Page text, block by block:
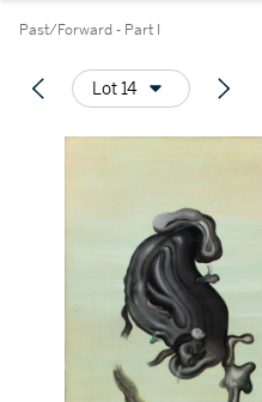
Past/Forward - Part I
Lot 14